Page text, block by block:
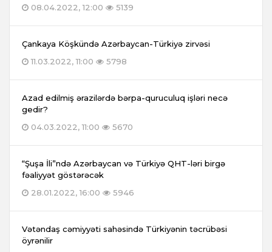
08.04.2022, 12:00 5139
Çankaya Köşkündə Azərbaycan-Türkiyə zirvəsi
11.03.2022, 11:00
5798
Azad edilmiş ərazilərdə bərpa-quruculuq işləri necə
gedir?
04.03.2022, 11:00
5670
“Şuşa İli”ndə Azərbaycan və Türkiyə QHT-ləri birgə
fəaliyyət göstərəcək
28.01.2022, 16:00
5946
Vətəndaş cəmiyyəti sahəsində Türkiyənin təcrübəsi
öyrənilir